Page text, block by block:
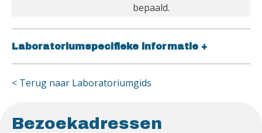
bepaald.
Laboratoriumspecifieke informatie +
< Terug naar Laboratoriumgids
Bezoekadressen